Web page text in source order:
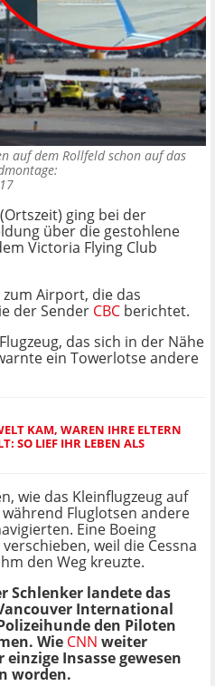
auf dem Rollfeld schon auf das
ging bei der
über die gestohlene
Victoria Flying Club
Airport, die das
der Sender CBC berichtet.
das sich in der Nähe
ein Towerlotse andere
KAM, WAREN IHRE ELTERN
SO LIEF IHR LEBEN ALS
wie das Kleinflugzeug auf
Fluglotsen andere
Eine Boeing
weil die Cessna
den Weg kreuzte.
Schlenker landete das
International
den Piloten
Wie CNN weiter
Insasse gewesen
worden.